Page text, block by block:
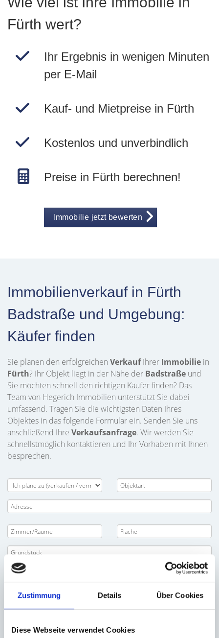
Zustimmung Details Über Cookies
Diese Webseite verwendet Cookies
Fürth wert?
Ihr Ergebnis in wenigen Minuten
per E-Mail
Kauf- und Mietpreise in Fürth
Kostenlos und unverbindlich
Preise in Fürth berechnen!
Immobilie jetzt bewerten
Immobilienverkauf in Fürth
Badstraße und Umgebung:
Käufer finden
Sie planen den erfolgreichen VerkaufIhrer Immobilie in
Fürth? Ihr Objekt liegt in der Nähe der Badstraße und
Sie möchten schnell den richtigen Käufer finden? Das
Team von Hegerich Immobilien unterstützt Sie dabei
umfassend. Tragen Sie die wichtigsten Daten Ihres
Objektes in das folgende Formular ein. Senden Sie uns
anschließend Ihre Verkaufsanfrage. Wir werden Sie
schnellstmöglich kontaktieren und Ihr Vorhaben mit Ihnen
besprechen.